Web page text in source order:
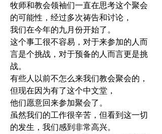
牧师和教会领袖们一直在思考这个聚会
的可能性，经过多次祷告和讨论，
我们在今年的九月份开始了。
这个事工很不容易，对于来参加的人而
言是个挑战，对于预备的人而言更是挑
战。
有些人以前不怎么来我们教会聚会的，
但现在因为有了这个中文堂，
他们愿意回来参加聚会了。
虽然我们的工作很辛苦，但看到这一切
的发生，我们感到非常高兴。